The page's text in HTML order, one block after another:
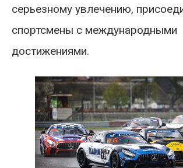
серьезному увлечению,
спортсмены с международными
достижениями.